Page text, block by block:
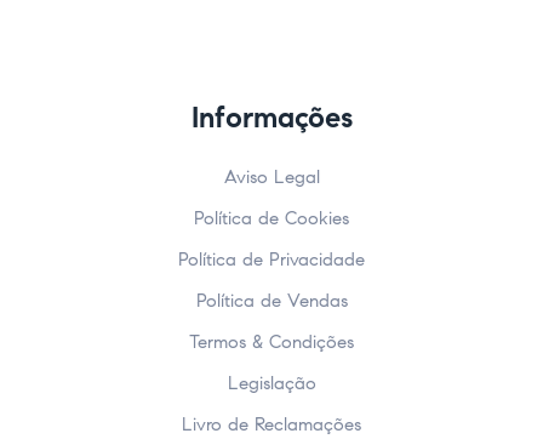
Informações
Aviso Legal
Política de Cookies
Política de Privacidade
Política de Vendas
Termos & Condições
Legislação
Livro de Reclamações